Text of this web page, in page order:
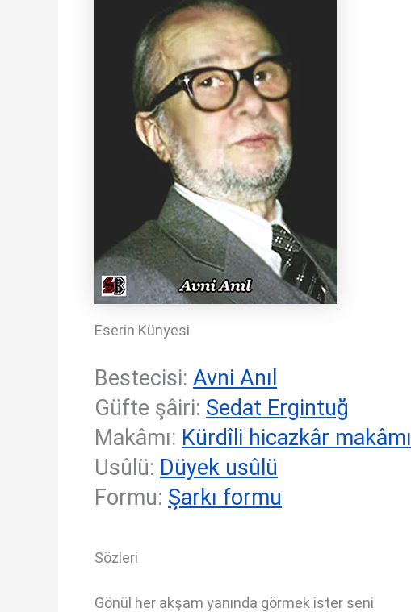
Eserin Künyesi
Bestecisi: Avni Anıl
Güfte şâiri: Sedat Ergintuğ
Makâmı: Kürdîli hicazkâr makâmı
Usûlü: Düyek usûlü
Formu: Şarkı formu
Sözleri
Gönül her akşam yanında görmek ister seni